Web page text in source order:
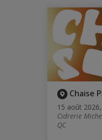
Chaise
15 août
Cidrerie
QC